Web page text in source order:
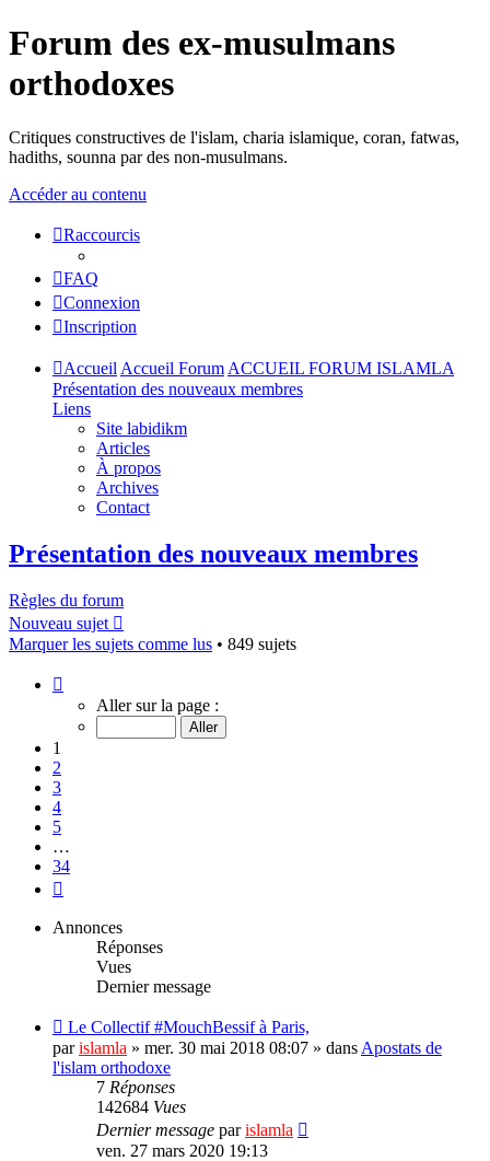
Forum des ex-musulmans
orthodoxes
Critiques constructives de l'islam, charia islamique, coran, fatwas,
hadiths, sounna par des non-musulmans.
Accéder au contenu
Raccourcis
FAQ
Connexion
Inscription
Accueil Accueil Forum ACCUEIL FORUM ISLAMLA
Présentation des nouveaux membres
Liens
Site labidikm
Articles
À propos
Archives
Contact
Présentation des nouveaux membres
Règles du forum
Nouveau sujet
Marquer les sujets comme lus • 849 sujets
sur
Aller sur la page :
1
2
3
4
5
…
34
Annonces
Réponses
Vues
Dernier message
Le Collectif #MouchBessif à Paris,
parislamla » mer. 30 mai 2018 08:07 » dans Apostats de
l'islam orthodoxe
7 Réponses
142684 Vues
Dernier message parislamla
ven. 27 mars 2020 19:13